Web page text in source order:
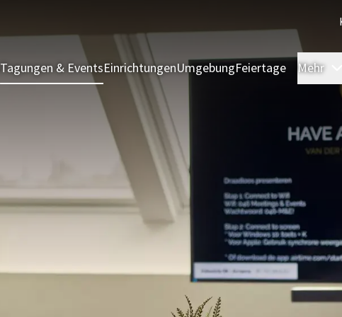
Tagungen & EventsEinrichtungenUmgebungFeiertage Mehr